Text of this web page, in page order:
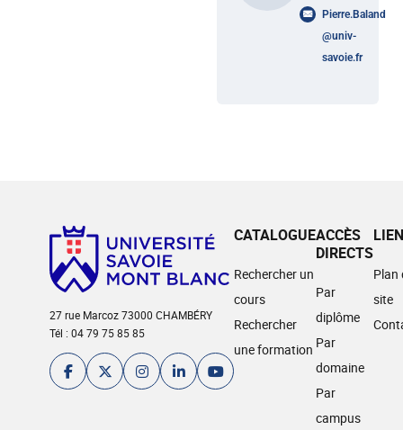
Pierre.Baland
@univ-
savoie.fr
27 rue Marcoz 73000 CHAMBÉRY
Tél : 04 79 75 85 85
CATALOGUE
Rechercher un
cours
Rechercher
une formation
ACCÈS
DIRECTS
Par
diplôme
Par
domaine
Par
campus
Plan
site